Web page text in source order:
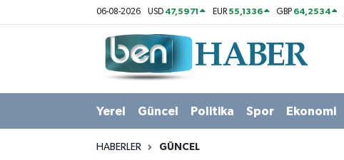
06-08-2026 USD 47,5971 EUR55,1336 GBP 64,2534
Yerel Güncel Politika Spor Ekonomi
HABERLER GÜNCEL
Politika
Hava Durumu
Süper Lig Puan Durumu ve Fikstür